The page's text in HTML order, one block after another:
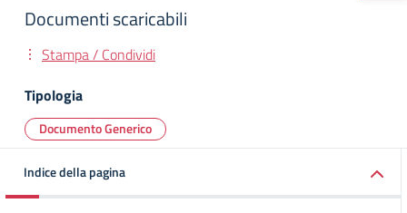
Documenti scaricabili
Stampa / Condividi
Tipologia
Documento Generico
Indice della pagina